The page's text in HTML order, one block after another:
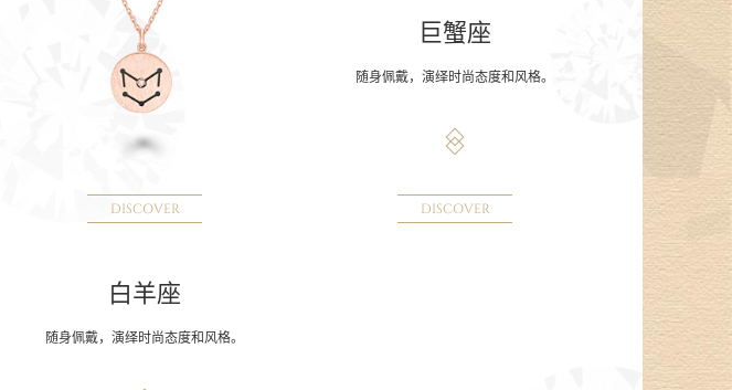
DISCOVER
巨蟹座
随身佩戴，演绎时尚态度和风格。
DISCOVER
白羊座
随身佩戴，演绎时尚态度和风格。